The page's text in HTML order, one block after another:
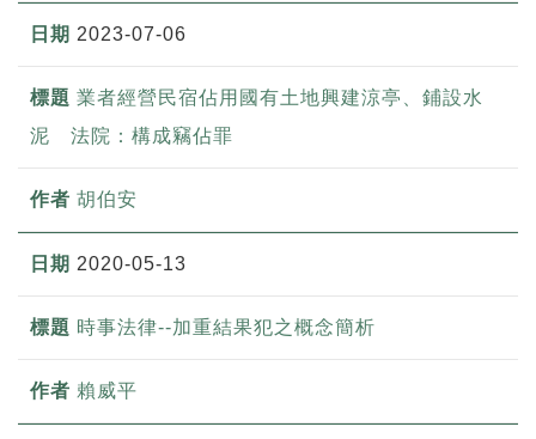
2023-07-06
業者經營民宿佔用國有土地興建涼亭、鋪設水
泥 法院：構成竊佔罪
胡伯安
2020-05-13
時事法律--加重結果犯之概念簡析
賴威平